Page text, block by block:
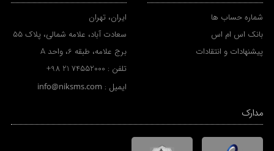
شماره حساب ها
بانک اس ام اس
پیشنهادات و انتقادات
ایران، تهران
سعادت آباد، علامه شمالی، پلاک 55
برج علامه، طبقه 6، واحد A
تلفن : +98 21 74552000
ایمیل : info@niksms.com
مدارک